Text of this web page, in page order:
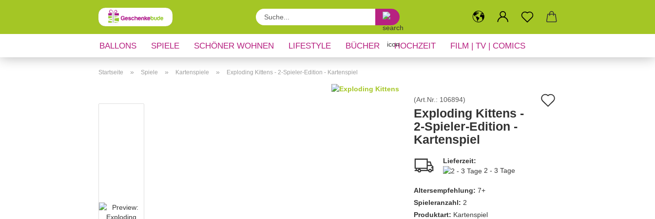
Suche...
BALLONS SPIELE SCHÖNER WOHNEN LIFESTYLE BÜCHER HOCHZEIT FILM | TV | COMICS
ANLÄSSE REGIONALES
Startseite » Spiele » Kartenspiele » Exploding Kittens - 2-Spieler-Edition - Kartenspiel
(Art.Nr.: 106894)
Exploding Kittens -
2-Spieler-Edition -
Kartenspiel
Lieferzeit:
2 - 3 Tage
Altersempfehlung: 7+
Spieleranzahl: 2
Produktart: Kartenspiel